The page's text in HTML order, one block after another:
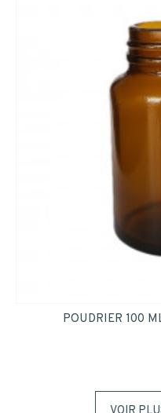
POUDRIER 100